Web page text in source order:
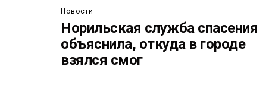
Новости
Норильская служба спасения
объяснила, откуда в городе
взялся смог